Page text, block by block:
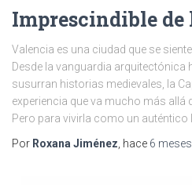
Imprescindible de
Valencia es una ciudad que se
Desde la vanguardia arquitectónica
susurran historias medievales, la
experiencia que va mucho más allá
Pero para vivirla como un auténtico
Por Roxana Jiménez, hace 6 meses